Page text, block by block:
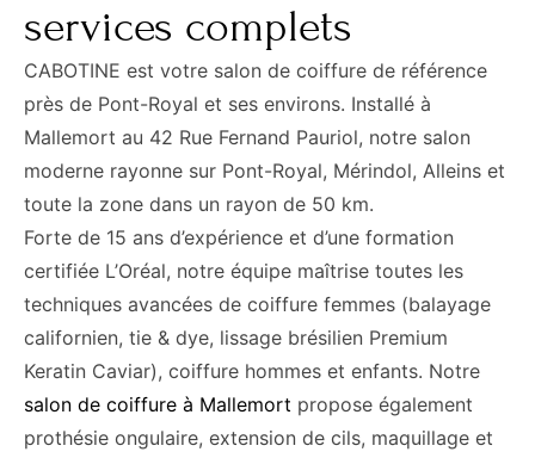
services complets
CABOTINE est votre salon de coiffure de référence
près de Pont-Royal et ses environs. Installé à
Mallemort au 42 Rue Fernand Pauriol, notre salon
moderne rayonne sur Pont-Royal, Mérindol, Alleins et
toute la zone dans un rayon de 50 km.
Forte de 15 ans d’expérience et d’une formation
certifiée L’Oréal, notre équipe maîtrise toutes les
techniques avancées de coiffure femmes (balayage
californien, tie & dye, lissage brésilien Premium
Keratin Caviar), coiffure hommes et enfants. Notre
salon de coiffure à Mallemort propose également
prothésie ongulaire, extension de cils, maquillage et